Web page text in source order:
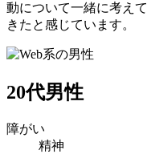
動について一緒に考え
きたと感じています。
20代男性
障がい
精神